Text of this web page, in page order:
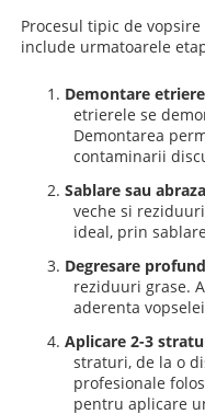
Procesul tipic de
include urmatoarele
1. Demontare etriere
etrierele se
Demontarea
contaminarii
2. Sablare sau
veche si
ideal, prin
3. Degresare
reziduuri grase.
aderenta
4. Aplicare 2-3
straturi, de la o
profesionale
pentru aplicare